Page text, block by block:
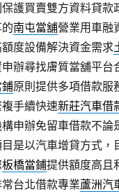
護買賣雙方資料貸款
南屯當舖營業用車融
度設備解決資金需求
辦尋找膚質當舖平台
原則提供多項借款服
手續快速新莊汽車借
申辦免留車借款不論
是以汽車增貸方式，
板橋當鋪提供額度高且
台北借款專業蘆洲汽